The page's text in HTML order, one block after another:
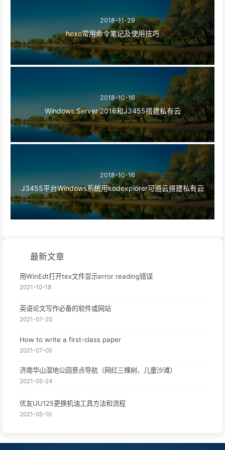
2018-11-29
hexo常用命令笔记及使用技巧
2018-10-16
Windows Server 2016和J3455搭建私有云
2018-10-16
J3455平台Windows系统用kodexplorer可道云搭建私有云
最新文章
用WinEdt打开tex文件显示error reading错误
2021-10-18
英语论文写作必备的软件或网站
2021-07-20
How to write a first-class paper
2021-07-05
济南华山湿地公园景点导航（网红三棵树、儿童沙滩）
2021-05-24
优友UU125更换机油工具方法和流程
2021-05-10